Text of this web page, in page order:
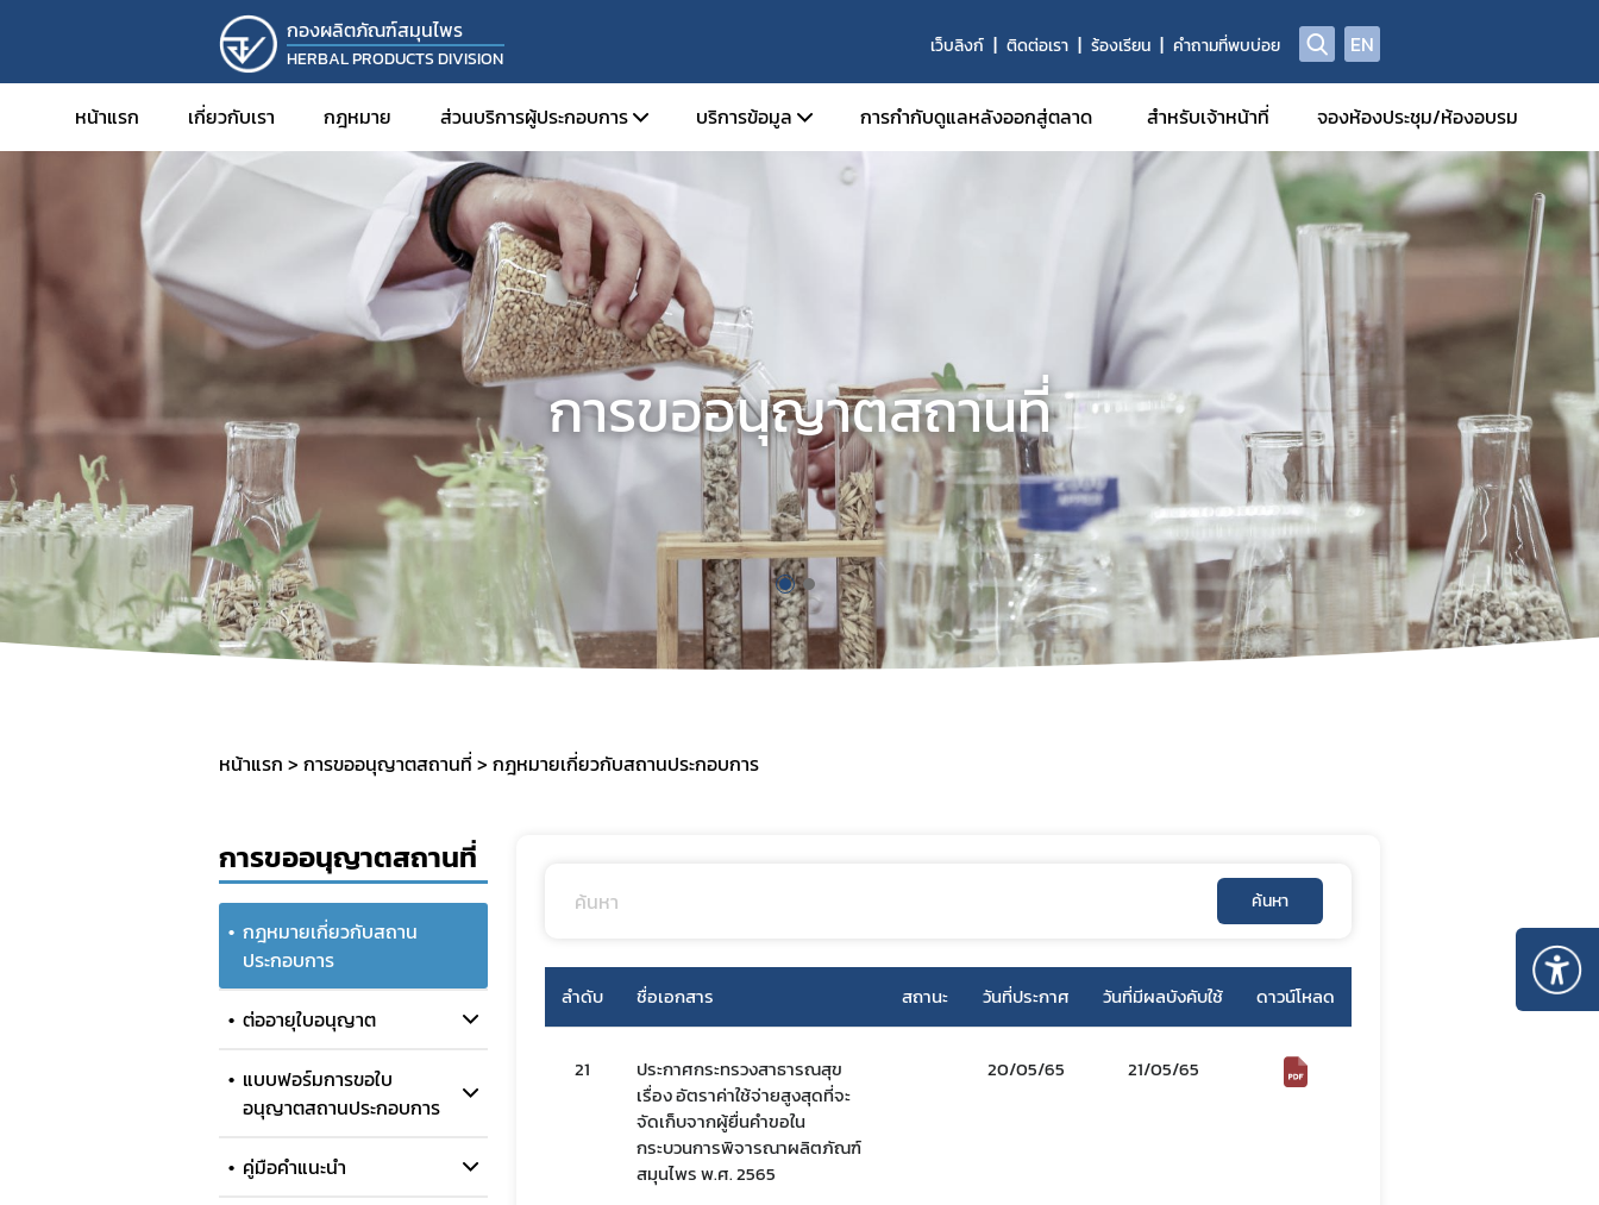
กองผลิตภัณฑ์สมุนไพร
HERBAL PRODUCTS DIVISION
เว็บลิงก์ ติดต่อเรา ร้องเรียน คำถามที่พบบ่อย EN
หน้าแรก เกี่ยวกับเรา กฎหมาย ส่วนบริการผู้ประกอบการ
การขออนุญาตสถานที่
การขออนุญาตผลิตภัณฑ์
การขออนุญาตโฆษณา
การขอรับรองมาตรฐานสถานที่ผลิตภัณฑ์สมุนไพร
การขอพิจารณาแบบแปลนสถานที่ผลิตผลิตภัณฑ์
สมุนไพรและสถานที่ผลิตร่วม
การดำเนินการเกี่ยวกับการวิจัยทางคลินิก
การขอรับรองวัตถุดิบสมุนไพร ด้านคุณภาพ
การนำเข้าวัตถุดิบ
การรายงานการผลิต / นำเข้า
ค่าใช้จ่ายที่จะจัดเก็บจากผู้ยื่นคำขอ
การแจ้งการผลิตหรือนำเข้าผลิตภัณฑ์สมุนไพร
คู่มือประชาชน
บริการข้อมูล
หลักสูตรการอบรมสำหรับการปฏิบัติงานของผู้มีหน้าที่
ปฏิบัติการในสถานที่ผลิต นำเข้า ขาย และเก็บรักษา
ผลิตภัณฑ์สมุนไพรที่ผ่านการรับรองโดย อย.
บัญชีรายชื่อคณะกรรมการที่พิจารณาโครงการวิจัยทาง
คลินิกเกี่ยวกับผลิตภัณฑ์สมุนไพร
ผลิตภัณฑ์สมุนไพรซึ่งมี กระท่อม เป็นส่วนประกอบที่ได้
รับอนุญาตจากสำนักงานคณะกรรมการอาหารและยา
ฐานข้อมูลผู้รับจ้างผลิตผลิตภัณฑ์สมุนไพรใน
ประเทศไทย
ฐานข้อมูลสำหรับการจดแจ้งผลิตภัณฑ์สมุนไพร
ข้อมูลสถิติ
สถานการณ์วิกฤติ
การกำกับดูแลหลังออกสู่ตลาด สำหรับเจ้าหน้าที่ จองห้องประชุม/ห้องอบรม
การขออนุญาตสถานที่
หน้าแรก การขออนุญาตสถานที่ กฎหมายเกี่ยวกับสถานประกอบการ
การขออนุญาตสถานที่
กฎหมายเกี่ยวกับสถาน
ประกอบการ
ต่ออายุใบอนุญาต
แบบฟอร์มการขอใบ
อนุญาตสถานประกอบการ
คู่มือคำแนะนำ
ค้นหา
ลำดับ ชื่อเอกสาร สถานะ วันที่ประกาศ วันที่มีผลบังคับใช้ ดาวน์โหลด
21
ประกาศกระทรวงสาธารณสุข
เรื่อง อัตราค่าใช้จ่ายสูงสุดที่จะ
จัดเก็บจากผู้ยื่นคำขอใน
กระบวนการพิจารณาผลิตภัณฑ์
สมุนไพร พ.ศ. 2565
20/05/65 21/05/65